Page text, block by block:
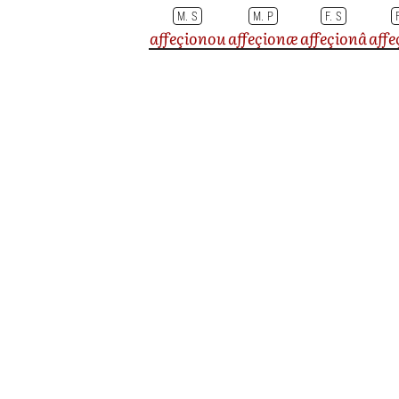
M. S M. P F. S
affeçionouaffeçionæaffeçionâ